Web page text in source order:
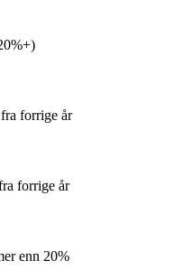
forrige år
forrige år
enn 20%